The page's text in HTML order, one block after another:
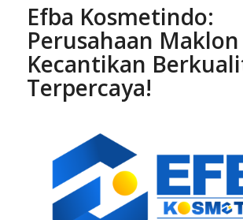
Efba Kosmetindo:
Perusahaan
Kecantikan
Terpercaya!